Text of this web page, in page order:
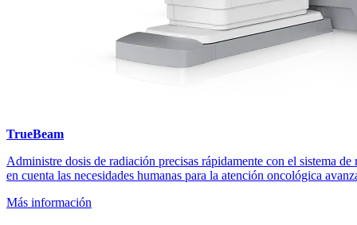
TrueBeam
Administre dosis de radiación precisas rápidamente con el sistema
en cuenta las necesidades humanas para la atención oncológica
Más información